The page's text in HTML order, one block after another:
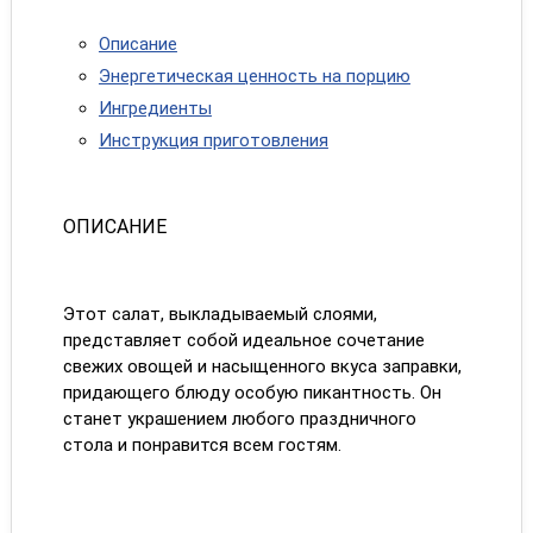
Описание
Энергетическая ценность на порцию
Ингредиенты
Инструкция приготовления
ОПИСАНИЕ
Этот салат, выкладываемый слоями,
представляет собой идеальное сочетание
свежих овощей и насыщенного вкуса заправки,
придающего блюду особую пикантность. Он
станет украшением любого праздничного
стола и понравится всем гостям.